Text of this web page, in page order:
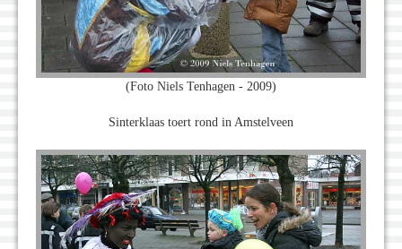
(Foto Niels Tenhagen - 2009)
Sinterklaas toert rond in Amstelveen